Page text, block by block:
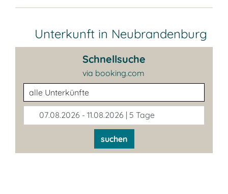
Unterkunft in Neubrandenburg
Schnellsuche
via booking.com
Unterkunftsart
07.08.2026 - 11.08.2026 | 5 Tage
suchen